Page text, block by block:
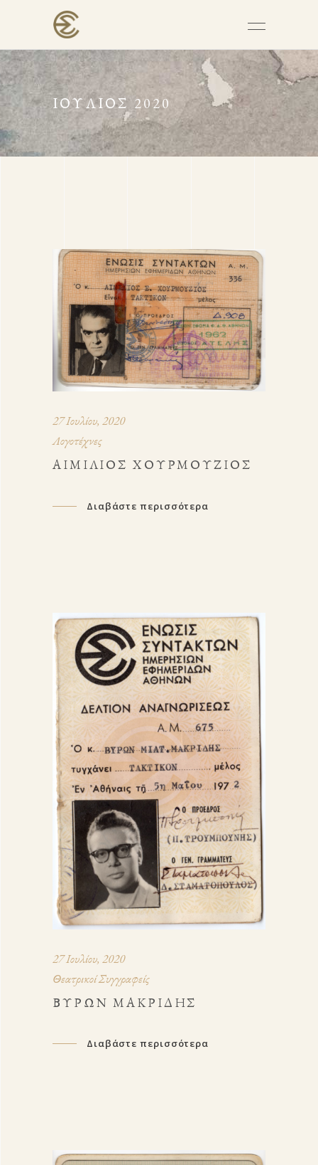
ΙΟΎΛΙΟΣ 2020
27 Ιουλίου, 2020
Λογοτέχνες
ΑΙΜΊΛΙΟΣ ΧΟΥΡΜΟΎΖΙΟΣ
Διαβάστε περισσότερα
27 Ιουλίου, 2020
Θεατρικοί Συγγραφείς
ΒΎΡΩΝ ΜΑΚΡΊΔΗΣ
Διαβάστε περισσότερα